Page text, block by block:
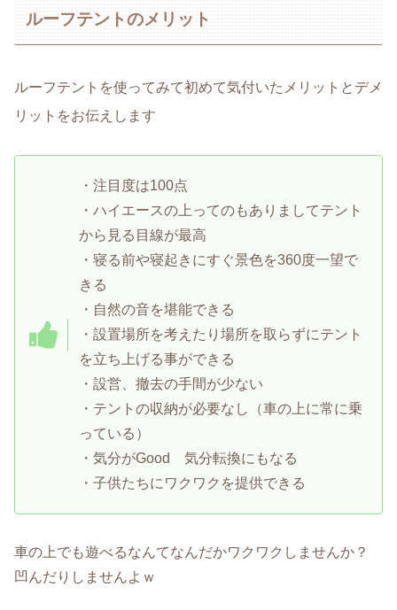
ルーフテントのメリット
ルーフテントを使ってみて初めて気付いたメリットとデメ
リットをお伝えします
・注目度は100点
・ハイエースの上ってのもありましてテント
から見る目線が最高
・寝る前や寝起きにすぐ景色を360度一望で
きる
・自然の音を堪能できる
・設置場所を考えたり場所を取らずにテント
を立ち上げる事ができる
・設営、撤去の手間が少ない
・テントの収納が必要なし（車の上に常に乗
っている）
・気分がGood 気分転換にもなる
・子供たちにワクワクを提供できる
車の上でも遊べるなんてなんだかワクワクしませんか？
凹んだりしませんよｗ